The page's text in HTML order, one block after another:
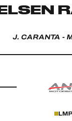
J. CARANTA -